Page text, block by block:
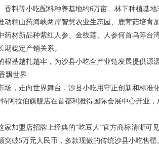
香料等小吃配料种养基地约6万亩、林下种植基
动糯山药海峡两岸智慧农业生态园、鹿茸菇培
药材新品种紫红人参、金线莲、人参何首乌等
期稳定产销关系。
根基越扎越牢，为沙县小吃全产业链发展提供源
飘世界
场，走向世界舞台，沙县小吃用守正创新和标准
阿拉伯旗舰店在首都利雅得国际会展中心开业
家加盟店招牌上经典的“吃豆人”官方商标清晰
突破5万元人民币，多款现做的传统沙县小吃售罄